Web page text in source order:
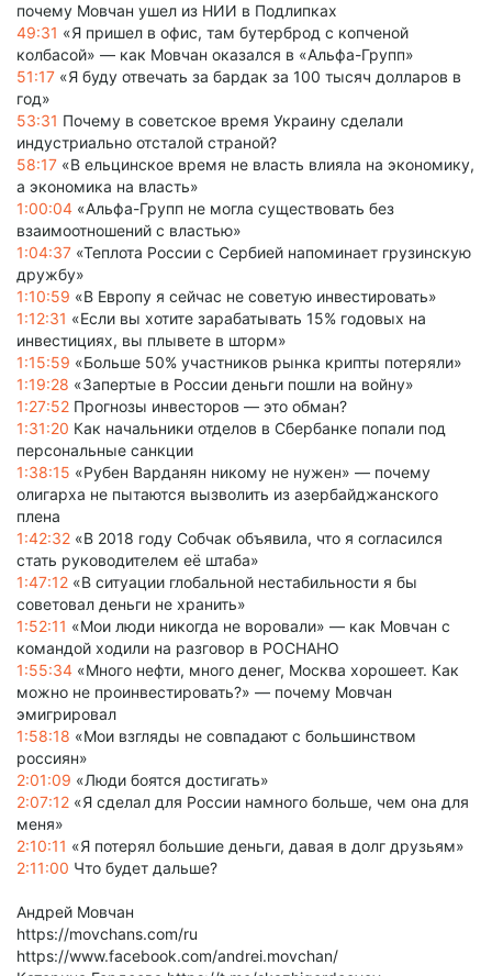
почему Мовчан ушел из НИИ в Подлипках
49:31 «Я пришел в офис, там бутерброд с копченой
колбасой» — как Мовчан оказался в «Альфа-Групп»
51:17 «Я буду отвечать за бардак за 100 тысяч долларов в
год»
53:31 Почему в советское время Украину сделали
индустриально отсталой страной?
58:17 «В ельцинское время не власть влияла на экономику,
а экономика на власть»
1:00:04 «Альфа-Групп не могла существовать без
взаимоотношений с властью»
1:04:37 «Теплота России с Сербией напоминает грузинскую
дружбу»
1:10:59 «В Европу я сейчас не советую инвестировать»
1:12:31 «Если вы хотите зарабатывать 15% годовых на
инвестициях, вы плывете в шторм»
1:15:59 «Больше 50% участников рынка крипты потеряли»
1:19:28 «Запертые в России деньги пошли на войну»
1:27:52 Прогнозы инвесторов — это обман?
1:31:20 Как начальники отделов в Сбербанке попали под
персональные санкции
1:38:15 «Рубен Варданян никому не нужен» — почему
олигарха не пытаются вызволить из азербайджанского
плена
1:42:32 «В 2018 году Собчак объявила, что я согласился
стать руководителем её штаба»
1:47:12 «В ситуации глобальной нестабильности я бы
советовал деньги не хранить»
1:52:11 «Мои люди никогда не воровали» — как Мовчан с
командой ходили на разговор в РОСНАНО
1:55:34 «Много нефти, много денег, Москва хорошеет. Как
можно не проинвестировать?» — почему Мовчан
эмигрировал
1:58:18 «Мои взгляды не совпадают с большинством
россиян»
2:01:09 «Люди боятся достигать»
2:07:12 «Я сделал для России намного больше, чем она для
меня»
2:10:11 «Я потерял большие деньги, давая в долг друзьям»
2:11:00 Что будет дальше?
Андрей Мовчан
https://movchans.com/ru
https://www.facebook.com/andrei.movchan/